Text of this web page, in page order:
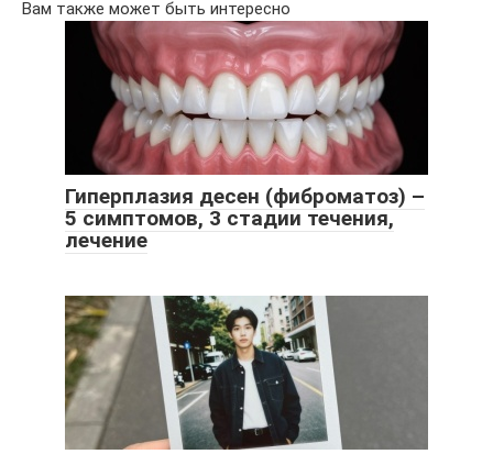
Вам также может быть интересно
Гиперплазия десен (фиброматоз) –
5 симптомов, 3 стадии течения,
лечение